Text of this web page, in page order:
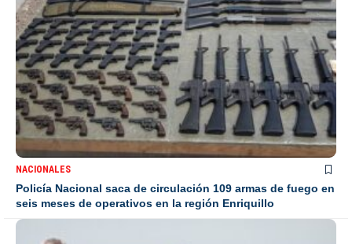
NACIONALES
Policía Nacional saca de circulación 109 armas de fuego en
seis meses de operativos en la región Enriquillo